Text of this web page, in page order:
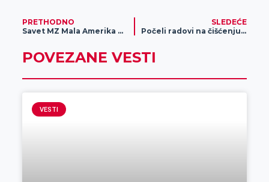
PRETHODNO
Savet MZ Mala Amerika obeležio slavu
SLEDEĆE
Počeli radovi na čišćenju, konzervaciji i restauraciji spomenika Žarku Zrenjaninu
POVEZANE VESTI
VESTI